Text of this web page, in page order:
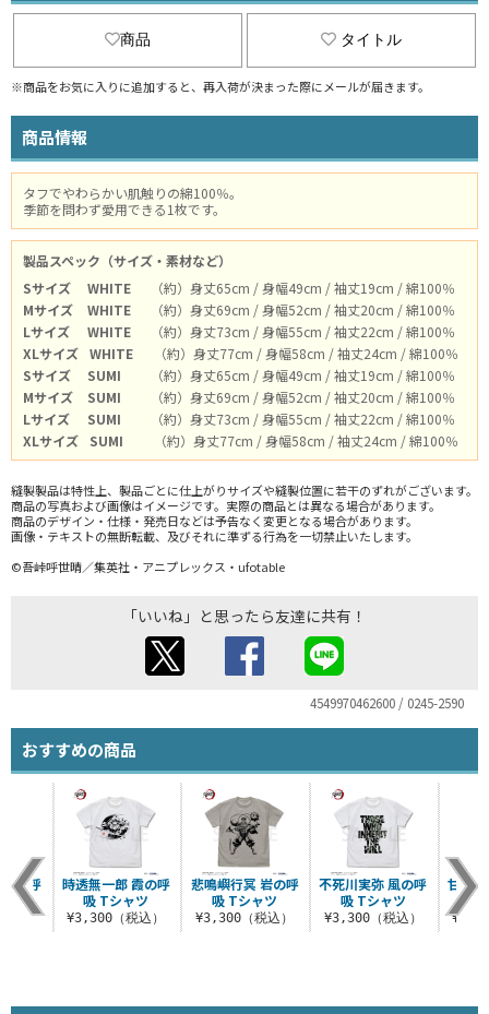
商品 タイトル
※商品をお気に入りに追加すると、再入荷が決まった際にメールが届きます。
商品情報
タフでやわらかい肌触りの綿100％。
季節を問わず愛用できる1枚です。
製品スペック（サイズ・素材など）
Sサイズ
WHITE
（約）身丈65cm / 身幅49cm / 袖丈19cm / 綿100％
Mサイズ
WHITE
（約）身丈69cm / 身幅52cm / 袖丈20cm / 綿100％
Lサイズ
WHITE
（約）身丈73cm / 身幅55cm / 袖丈22cm / 綿100％
XLサイズ WHITE
（約）身丈77cm / 身幅58cm / 袖丈24cm / 綿100％
Sサイズ
SUMI
（約）身丈65cm / 身幅49cm / 袖丈19cm / 綿100％
Mサイズ
SUMI
（約）身丈69cm / 身幅52cm / 袖丈20cm / 綿100％
Lサイズ
SUMI
（約）身丈73cm / 身幅55cm / 袖丈22cm / 綿100％
XLサイズ
SUMI （約）身丈77cm / 身幅58cm / 袖丈24cm / 綿100％
縫製製品は特性上、製品ごとに仕上がりサイズや縫製位置に若干のずれがございます。
商品の写真および画像はイメージです。実際の商品とは異なる場合があります。
商品のデザイン・仕様・発売日などは予告なく変更となる場合があります。
画像・テキストの無断転載、及びそれに準ずる行為を一切禁止いたします。
©吾峠呼世晴／集英社・アニプレックス・ufotable
「いいね」と思ったら友達に共有！
4549970462600 / 0245-2590
おすすめの商品
悲鳴嶼行冥 岩の呼
吸 Tシャツ
¥3,300（税込）
不死川実弥 風の呼
吸 Tシャツ
¥3,300（税込）
甘露
吸
の呼
ツ
込）
時透無一郎 霞の呼
吸 Tシャツ
¥3,300（税込）